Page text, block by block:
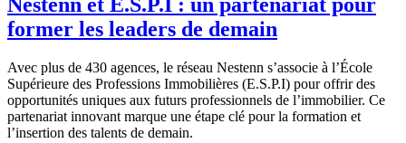
former les leaders de demain
Avec plus de 430 agences, le réseau Nestenn s’associe à l’École
Supérieure des Professions Immobilières (E.S.P.I) pour offrir des
opportunités uniques aux futurs professionnels de l’immobilier. Ce
partenariat innovant marque une étape clé pour la formation et
l’insertion des talents de demain.